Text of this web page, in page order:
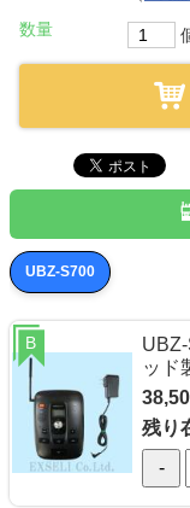
数量
UBZ-S700
ッド
残り
-
B